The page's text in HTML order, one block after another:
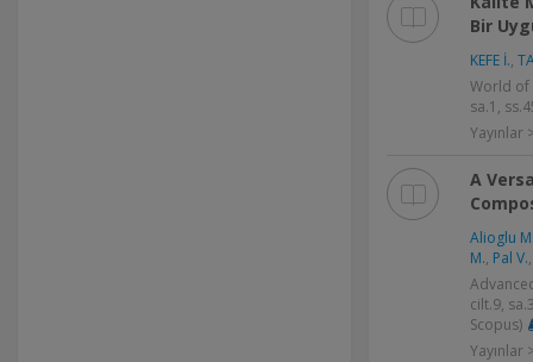
Bir
KEFE İ.,
World of
sa.1,
Yayınlar
A
Alioglu
M., Pal V.
cilt.9,
Scopus)
Yayınlar